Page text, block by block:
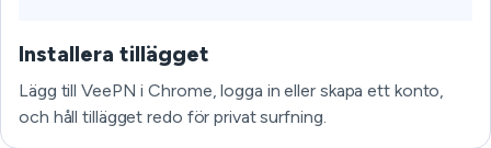
Installera tillägget
Lägg till VeePN i Chrome, logga in eller skapa ett konto,
och håll tillägget redo för privat surfning.